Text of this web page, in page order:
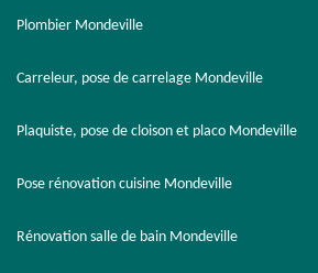
Plombier Mondeville
Carreleur, pose de carrelage Mondeville
Plaquiste, pose de cloison et placo Mondeville
Pose rénovation cuisine Mondeville
Rénovation salle de bain Mondeville